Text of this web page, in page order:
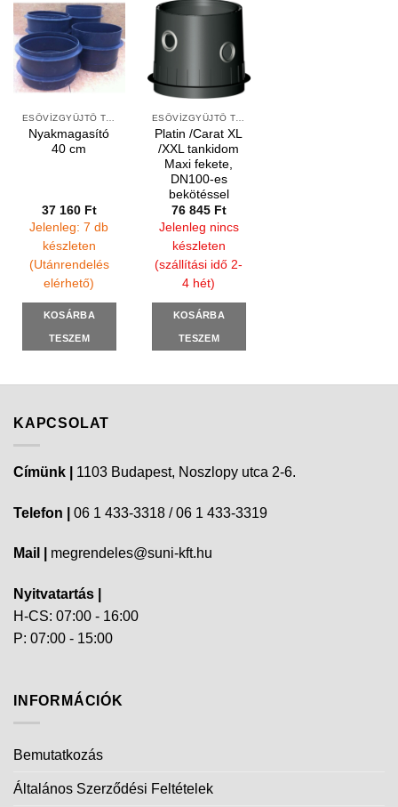
ESŐVÍZGYŰJTŐ TARTÁLYOK KIEGÉSZÍTŐI
Nyakmagasító
40 cm
37 160 Ft
Jelenleg: 7 db
készleten
(Utánrendelés
elérhető)
KOSÁRBA
TESZEM
ESŐVÍZGYŰJTŐ TARTÁLYOK KIEGÉSZÍTŐI
Platin /Carat XL
/XXL tankidom
Maxi fekete,
DN100-es
bekötéssel
76 845 Ft
Jelenleg nincs
készleten
(szállítási idő 2-
4 hét)
KOSÁRBA
TESZEM
KAPCSOLAT
Címünk | 1103 Budapest, Noszlopy utca 2-6.
Telefon | 06 1 433-3318 / 06 1 433-3319
Mail | megrendeles@suni-kft.hu
Nyitvatartás |
H-CS: 07:00 - 16:00
P: 07:00 - 15:00
INFORMÁCIÓK
Bemutatkozás
Általános Szerződési Feltételek